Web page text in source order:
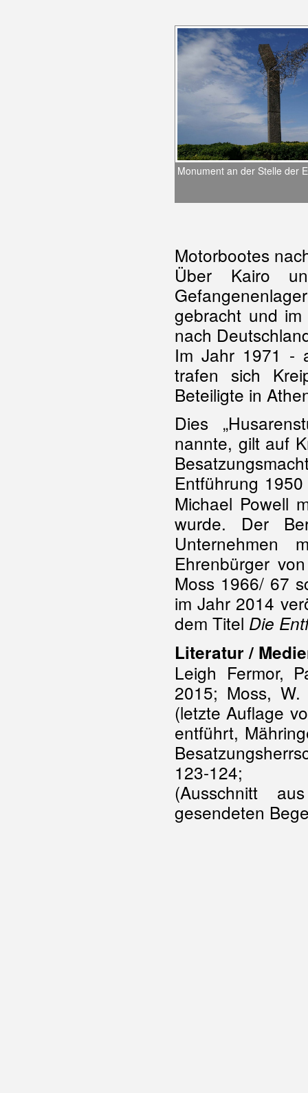
Monument an der Stelle der
Motorbootes
Über Kairo
gebracht und
nach
Im Jahr 1971 -
trafen sich
Beteiligte in
Dies
nannte, gilt auf
Entführung
Michael Powell
wurde. Der
Unternehmen
Ehrenbürger
Moss 1966/ 67
im Jahr 2014
dem Titel Die
Literatur /
Leigh Fermor,
2015; Moss,
(letzte Auflage
entführt,
123-
(Ausschnitt
gesendeten